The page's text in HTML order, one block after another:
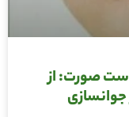
صورت: از